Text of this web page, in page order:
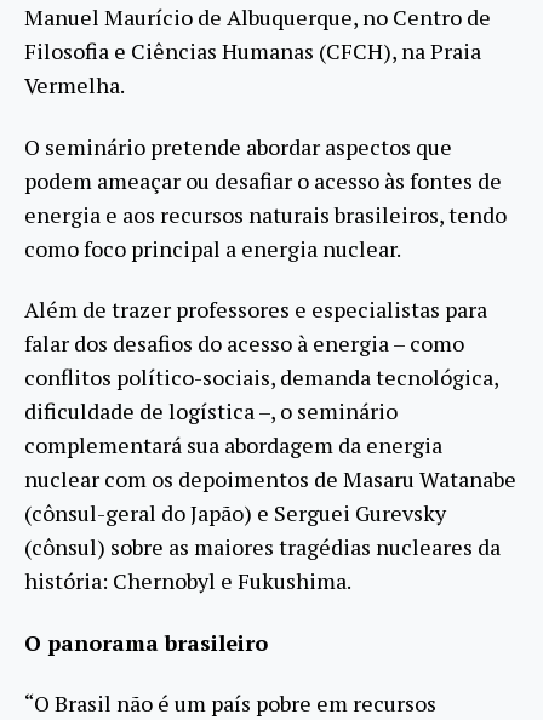
Manuel Maurício de Albuquerque, no Centro de
Filosofia e Ciências Humanas (CFCH), na Praia
Vermelha.
O seminário pretende abordar aspectos que
podem ameaçar ou desafiar o acesso às fontes de
energia e aos recursos naturais brasileiros, tendo
como foco principal a energia nuclear.
Além de trazer professores e especialistas para
falar dos desafios do acesso à energia – como
conflitos político-sociais, demanda tecnológica,
dificuldade de logística –, o seminário
complementará sua abordagem da energia
nuclear com os depoimentos de Masaru Watanabe
(cônsul-geral do Japão) e Serguei Gurevsky
(cônsul) sobre as maiores tragédias nucleares da
história: Chernobyl e Fukushima.
O panorama brasileiro
“O Brasil não é um país pobre em recursos